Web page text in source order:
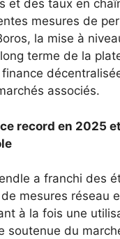
et des taux en
mesures de
la mise à
terme de la
associés.
record en 2025
a franchi des
mesures réseau
à la fois une
soutenue du